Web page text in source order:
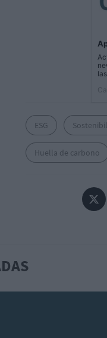
ESG
Huella de carbono